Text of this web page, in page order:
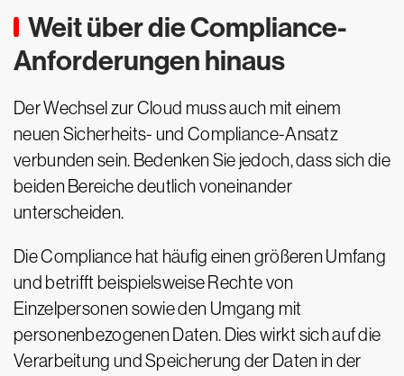
Weit über die Compliance-
Anforderungen hinaus
Der Wechsel zur Cloud muss auch mit einem
neuen Sicherheits- und Compliance-Ansatz
verbunden sein. Bedenken Sie jedoch, dass sich die
beiden Bereiche deutlich voneinander
unterscheiden.
Die Compliance hat häufig einen größeren Umfang
und betrifft beispielsweise Rechte von
Einzelpersonen sowie den Umgang mit
personenbezogenen Daten. Dies wirkt sich auf die
Verarbeitung und Speicherung der Daten in der